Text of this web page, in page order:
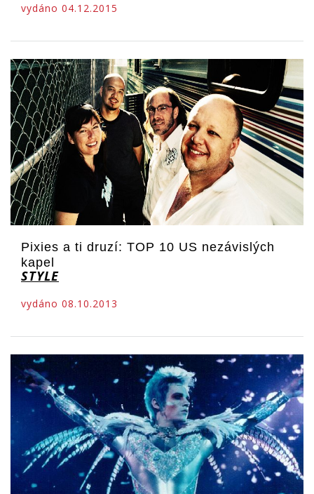
vydáno 04.12.2015
Pixies a ti druzí: TOP 10 US nezávislých
kapel
STYLE
vydáno 08.10.2013